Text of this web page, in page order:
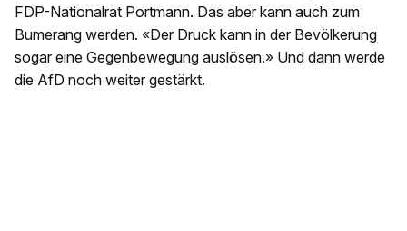
FDP-Nationalrat Portmann. Das aber kann auch zum
Bumerang werden. «Der Druck kann in der Bevölkerung
sogar eine Gegenbewegung auslösen.» Und dann werde
die AfD noch weiter gestärkt.